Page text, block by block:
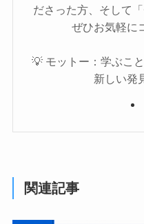
ださった方、そして
ぜひお気軽に
💡 モットー：学ぶこ
新しい発
関連記事